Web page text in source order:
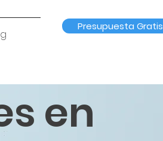
Presupuesta Gratis
en